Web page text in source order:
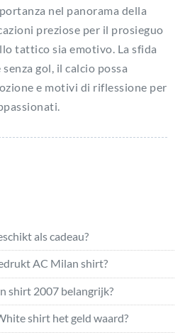
nel panorama della
preziose per il prosieguo
tattico sia emotivo. La sfida
gol, il calcio possa
e motivi di riflessione per
als cadeau?
AC Milan shirt?
shirt 2007 belangrijk?
shirt het geld waard?